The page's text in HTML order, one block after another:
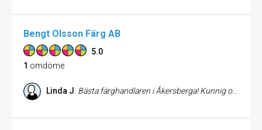
Bengt Olsson Färg AB
5.0
1 omdöme
Linda J: Bästa färghandlaren i Åkersberga! Kunnig och hjälpsam personal som alltid tar sig tid att hjälpa på bästa sätt. Ovanligt att ALLA anställda är så bra på ett och samma ställe!